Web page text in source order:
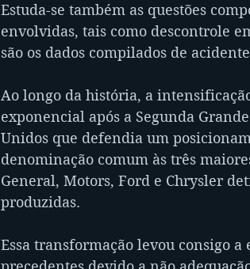
Estuda-se também as questões
envolvidas, tais como descontrole
são os dados compilados de
Ao longo da história, a
exponencial após a Segunda
Unidos que defendia um
denominação comum às três
General, Motors, Ford e Chrysler
produzidas.
Essa transformação levou consigo